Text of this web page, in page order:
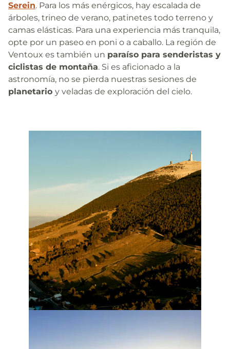
Serein. Para los más enérgicos, hay escalada de
árboles, trineo de verano, patinetes todo terreno y
camas elásticas. Para una experiencia más tranquila,
opte por un paseo en poni o a caballo. La región de
Ventoux es también un paraíso para senderistas y
ciclistas de montaña. Si es aficionado a la
astronomía, no se pierda nuestras sesiones de
planetario y veladas de exploración del cielo.